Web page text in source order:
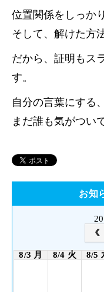
位置関係をしっか
そして、解けた方
だから、証明もス
す。
自分の言葉にする
まだ誰も気がつい
お知
8/3 月 8/4 火 8/5